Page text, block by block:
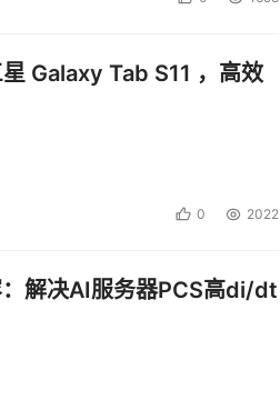
Galaxy Tab S11 ，高效
0 2022
解决AI服务器PCS高di/dt